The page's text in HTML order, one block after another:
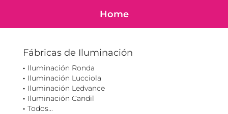
Home
Fábricas de Iluminación
Iluminación Ronda
Iluminación Lucciola
Iluminación Ledvance
Iluminación Candil
Todos...